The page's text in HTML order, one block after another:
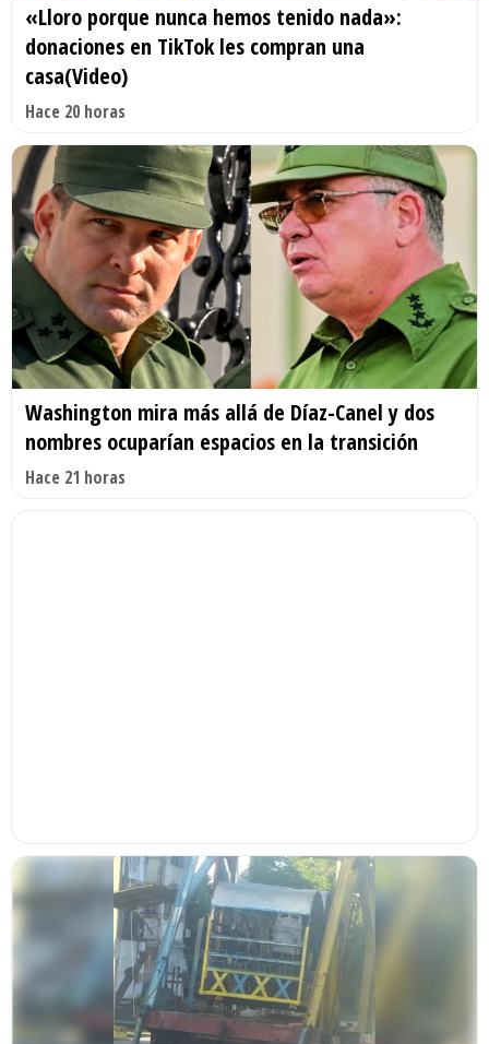
«Lloro porque nunca hemos tenido nada»:
donaciones en TikTok les compran una
casa(Video)
Hace 20 horas
Washington mira más allá de Díaz-Canel y dos
nombres ocuparían espacios en la transición
Hace 21 horas